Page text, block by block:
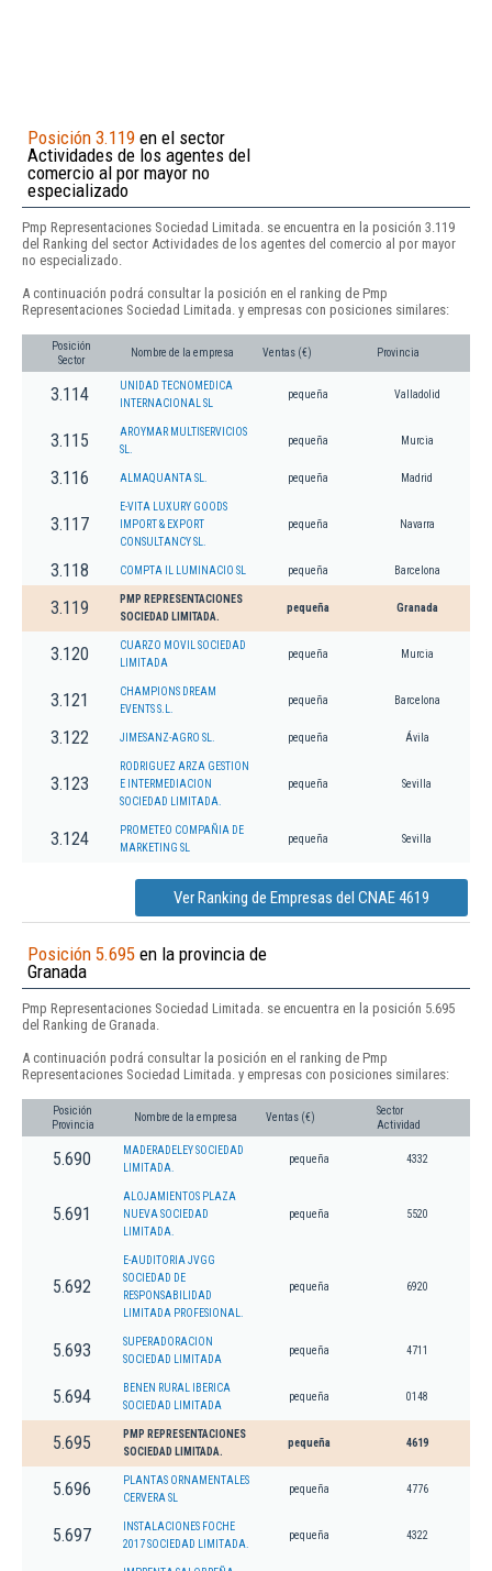
Posición 3.119 en el sector
Actividades de los agentes del
comercio al por mayor no
especializado
Pmp Representaciones Sociedad Limitada. se encuentra en la posición 3.119
del Ranking del sector Actividades de los agentes del comercio al por mayor
no especializado.
A continuación podrá consultar la posición en el ranking de Pmp
Representaciones Sociedad Limitada. y empresas con posiciones similares:
Posición
Sector
Nombre de la empresa Ventas (€) Provincia
3.114
UNIDAD TECNOMEDICA
INTERNACIONAL SL
pequeña Valladolid
3.115
AROYMAR MULTISERVICIOS
SL.
pequeña Murcia
3.116 ALMAQUANTA SL. pequeña Madrid
3.117
E-VITA LUXURY GOODS
IMPORT & EXPORT
CONSULTANCY SL.
pequeña Navarra
3.118 COMPTA IL LUMINACIO SL pequeña Barcelona
3.119
PMP REPRESENTACIONES
SOCIEDAD LIMITADA.
pequeña Granada
3.120
CUARZO MOVIL SOCIEDAD
LIMITADA
pequeña Murcia
3.121
CHAMPIONS DREAM
EVENTS S.L.
pequeña Barcelona
3.122 JIMESANZ-AGRO SL. pequeña Ávila
3.123
RODRIGUEZ ARZA GESTION
E INTERMEDIACION
SOCIEDAD LIMITADA.
pequeña Sevilla
3.124
PROMETEO COMPAÑIA DE
MARKETING SL
pequeña Sevilla
Ver Ranking de Empresas del CNAE 4619
Posición 5.695 en la provincia de
Granada
Pmp Representaciones Sociedad Limitada. se encuentra en la posición 5.695
del Ranking de Granada.
A continuación podrá consultar la posición en el ranking de Pmp
Representaciones Sociedad Limitada. y empresas con posiciones similares:
Posición
Provincia
Nombre de la empresa Ventas (€)
Sector
Actividad
5.690
MADERADELEY SOCIEDAD
LIMITADA.
pequeña 4332
5.691
ALOJAMIENTOS PLAZA
NUEVA SOCIEDAD
LIMITADA.
pequeña 5520
5.692
E-AUDITORIA JVGG
SOCIEDAD DE
RESPONSABILIDAD
LIMITADA PROFESIONAL.
pequeña 6920
5.693
SUPERADORACION
SOCIEDAD LIMITADA
pequeña 4711
5.694
BENEN RURAL IBERICA
SOCIEDAD LIMITADA
pequeña 0148
5.695
PMP REPRESENTACIONES
SOCIEDAD LIMITADA.
pequeña 4619
5.696
PLANTAS ORNAMENTALES
CERVERA SL
pequeña 4776
5.697
INSTALACIONES FOCHE
2017 SOCIEDAD LIMITADA.
pequeña 4322